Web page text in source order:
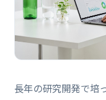
長年の研究開発で培